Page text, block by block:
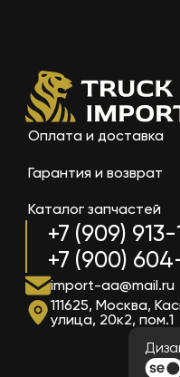
+7 (909)
+7 (900)
Оплата и доставка
Гарантия и возврат
Каталог запчастей
import-aa@mail.ru
111625, Москва,
улица, 20к2, пом.1